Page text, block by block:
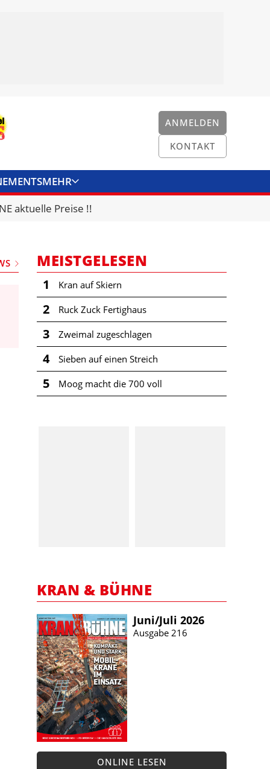
ANMELDEN
KONTAKT
MEHR
KONTAKT
aktuelle Preise !!
MEISTGELESEN
1 Kran auf Skiern
2 Ruck Zuck Fertighaus
3 Zweimal zugeschlagen
4 Sieben auf einen Streich
5 Moog macht die 700 voll
KRAN & BÜHNE
Juni/​Juli 2026
Ausgabe 216
ONLINE LESEN